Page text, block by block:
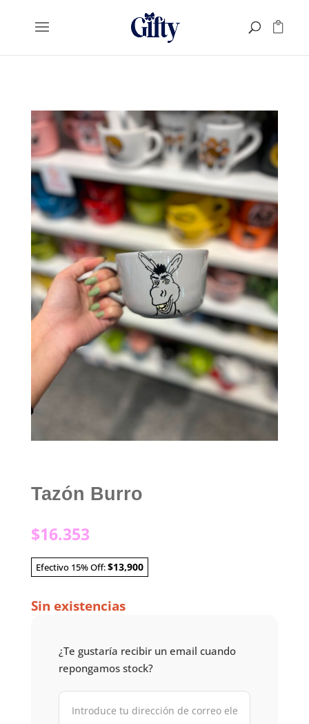
Tazón Burro
$16.353
Efectivo 15% Off:$13,900
Sin existencias
¿Te gustaría recibir un email cuando
repongamos stock?